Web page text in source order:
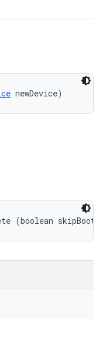
newDevice)
(boolean